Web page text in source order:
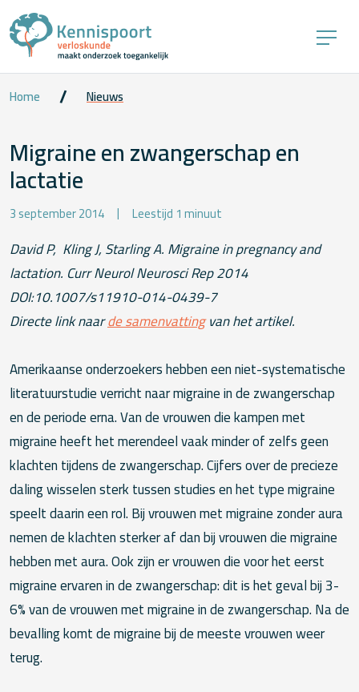
Home Nieuws
Migraine en zwangerschap en
lactatie
3 september 2014 Leestijd 1 minuut
David P, Kling J, Starling A. Migraine in pregnancy and
lactation. Curr Neurol Neurosci Rep 2014
DOI:10.1007/s11910-014-0439-7
Directe link naarde samenvattingvan het artikel.
Amerikaanse onderzoekers hebben een niet-systematische
literatuurstudie verricht naar migraine in de zwangerschap
en de periode erna. Van de vrouwen die kampen met
migraine heeft het merendeel vaak minder of zelfs geen
klachten tijdens de zwangerschap. Cijfers over de precieze
daling wisselen sterk tussen studies en het type migraine
speelt daarin een rol. Bij vrouwen met migraine zonder aura
nemen de klachten sterker af dan bij vrouwen die migraine
hebben met aura. Ook zijn er vrouwen die voor het eerst
migraine ervaren in de zwangerschap: dit is het geval bij 3-
6% van de vrouwen met migraine in de zwangerschap. Na de
bevalling komt de migraine bij de meeste vrouwen weer
terug.